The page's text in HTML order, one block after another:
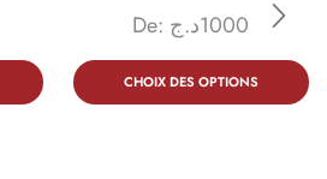
De: 1000د.ج
CHOIX DES OPTIONS